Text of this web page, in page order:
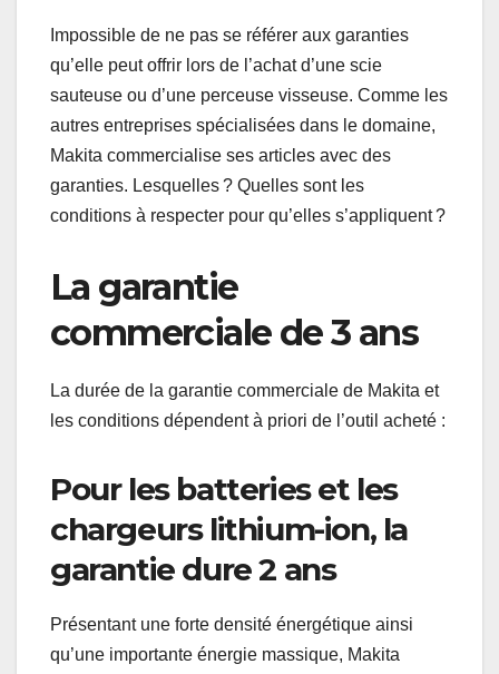
Impossible de ne pas se référer aux garanties
qu’elle peut offrir lors de l’achat d’une scie
sauteuse ou d’une perceuse visseuse. Comme les
autres entreprises spécialisées dans le domaine,
Makita commercialise ses articles avec des
garanties. Lesquelles ? Quelles sont les
conditions à respecter pour qu’elles s’appliquent ?
La garantie
commerciale de 3 ans
La durée de la garantie commerciale de Makita et
les conditions dépendent à priori de l’outil acheté :
Pour les batteries et les
chargeurs lithium-ion, la
garantie dure 2 ans
Présentant une forte densité énergétique ainsi
qu’une importante énergie massique, Makita